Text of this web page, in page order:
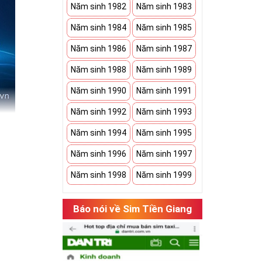
Năm sinh 1982 Năm sinh 1983
Năm sinh 1984 Năm sinh 1985
Năm sinh 1986 Năm sinh 1987
Năm sinh 1988 Năm sinh 1989
Năm sinh 1990 Năm sinh 1991
Năm sinh 1992 Năm sinh 1993
Năm sinh 1994 Năm sinh 1995
Năm sinh 1996 Năm sinh 1997
Năm sinh 1998 Năm sinh 1999
Báo nói về Sim Tiền Giang